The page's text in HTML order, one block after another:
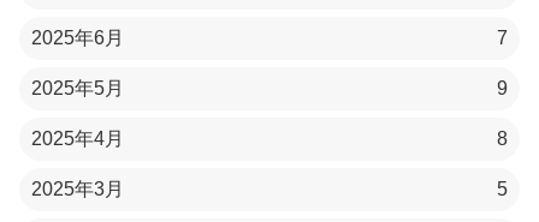
2025年6月 7
2025年5月 9
2025年4月 8
2025年3月 5